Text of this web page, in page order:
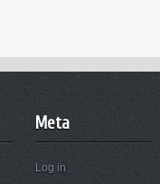
Meta
Log in